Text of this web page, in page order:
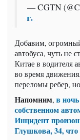
— CGTN
г.
Добавим,
автобуса, чуть не
Китае в водителя
во время
переломы ребер,
Напомним, в
собственном
Инцидент
Глушкова, 34,